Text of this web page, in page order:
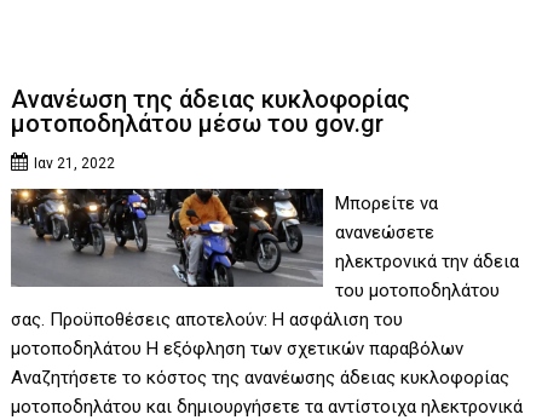
Ανανέωση της άδειας κυκλοφορίας
μοτοποδηλάτου μέσω του gov.gr
Ιαν 21, 2022
Μπορείτε να
ανανεώσετε
ηλεκτρονικά την άδεια
του μοτοποδηλάτου
σας. Προϋποθέσεις αποτελούν: Η ασφάλιση του
μοτοποδηλάτου Η εξόφληση των σχετικών παραβόλων
Αναζητήσετε το κόστος της ανανέωσης άδειας κυκλοφορίας
μοτοποδηλάτου και δημιουργήσετε τα αντίστοιχα ηλεκτρονικά